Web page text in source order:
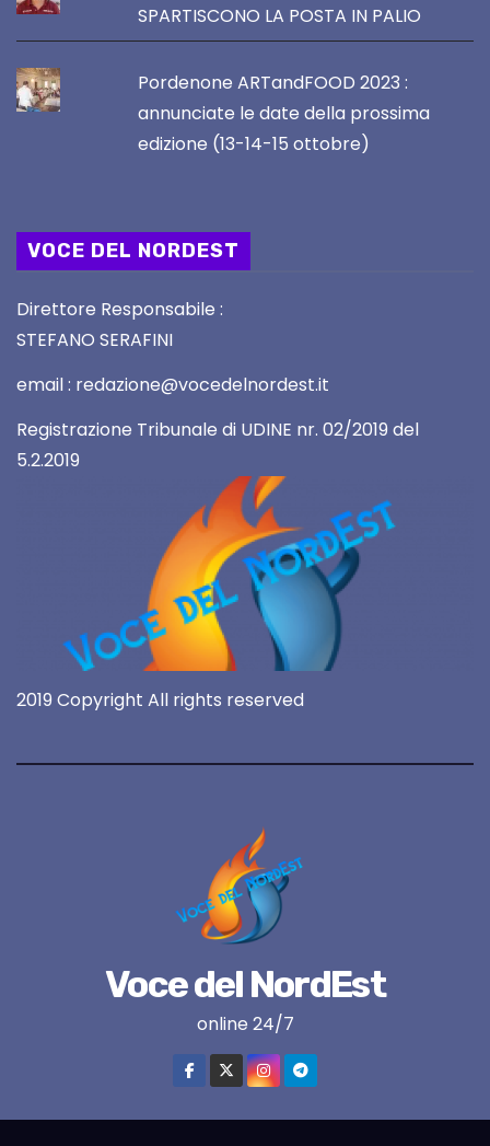
SPARTISCONO LA POSTA IN PALIO
Pordenone ARTandFOOD 2023 :
annunciate le date della prossima
edizione (13-14-15 ottobre)
VOCE DEL NORDEST
Direttore Responsabile :
STEFANO SERAFINI
email : redazione@vocedelnordest.it
Registrazione Tribunale di UDINE nr. 02/2019 del
5.2.2019
2019 Copyright All rights reserved
Voce del NordEst
online 24/7